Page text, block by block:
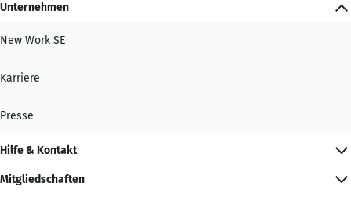
Unternehmen
New Work SE
Karriere
Presse
Hilfe & Kontakt
Mitgliedschaften